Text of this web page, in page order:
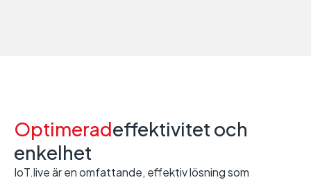
Optimeradeffektivitet och
enkelhet
IoT.live är en omfattande, effektiv lösning som